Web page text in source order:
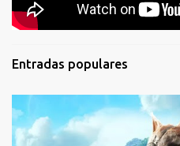
Entradas populares